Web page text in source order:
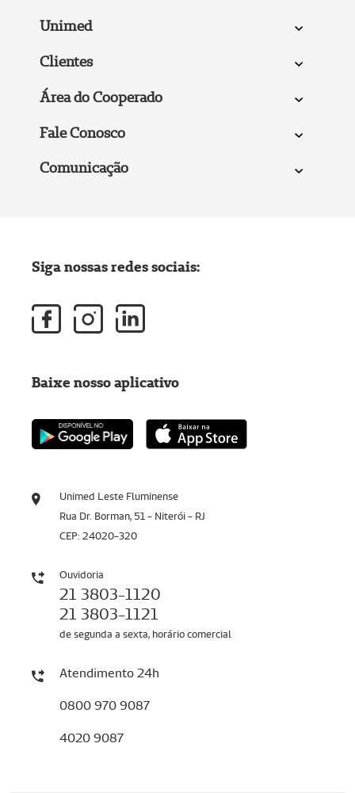
Unimed
Clientes
Área do Cooperado
Fale Conosco
Comunicação
Unimed Leste Fluminense
Rua Dr. Borman, 51 - Niterói - RJ
CEP: 24020-320
Ouvidoria
21 3803-1120
21 3803-1121
de segunda a sexta, horário comercial
Atendimento 24h
0800 970 9087
4020 9087
Siga nossas redes sociais:
Baixe nosso aplicativo